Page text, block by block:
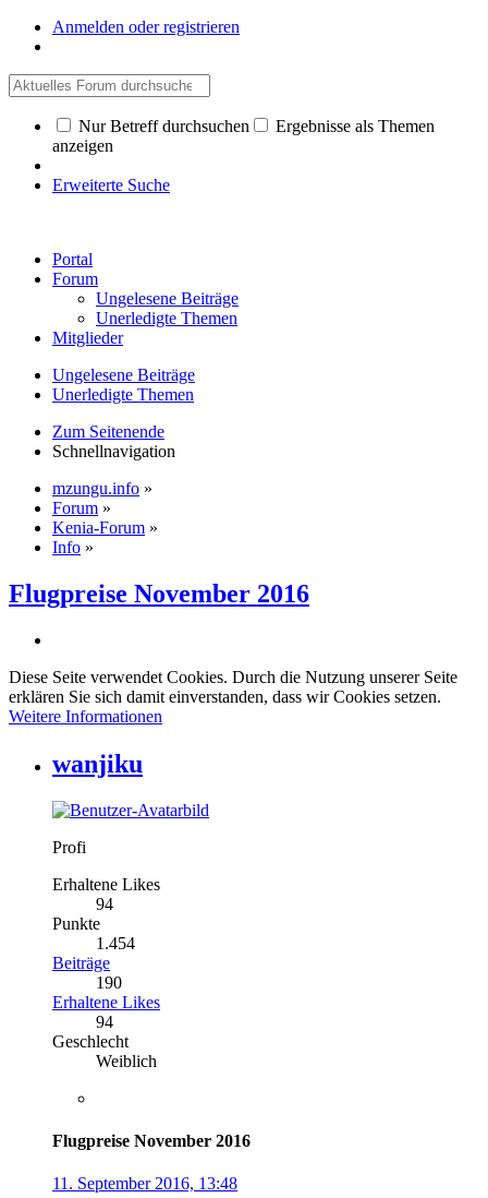
Anmelden oder registrieren
Nur Betreff durchsuchen
Ergebnisse als Themen
anzeigen
Erweiterte Suche
Portal
Forum
Ungelesene Beiträge
Unerledigte Themen
Mitglieder
Ungelesene Beiträge
Unerledigte Themen
Zum Seitenende
Schnellnavigation
mzungu.info »
Forum »
Kenia-Forum »
Info »
Flugpreise November 2016
Diese Seite verwendet Cookies. Durch die Nutzung unserer Seite
erklären Sie sich damit einverstanden, dass wir Cookies setzen.
Weitere Informationen
wanjiku
Profi
Erhaltene Likes
94
Punkte
1.454
Beiträge
190
Erhaltene Likes
94
Geschlecht
Weiblich
Flugpreise November 2016
11. September 2016, 13:48